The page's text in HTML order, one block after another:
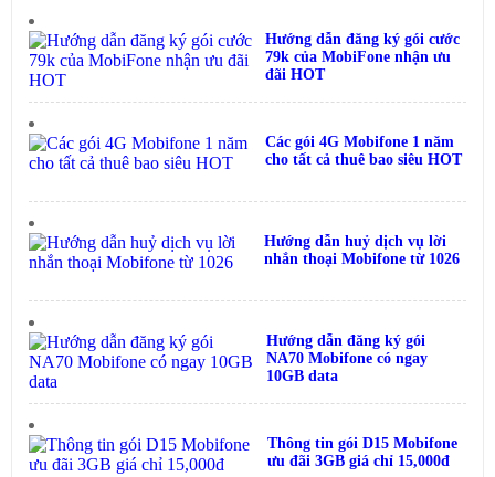
Hướng dẫn đăng ký gói cước
79k của MobiFone nhận ưu
đãi HOT
Các gói 4G Mobifone 1 năm
cho tất cả thuê bao siêu HOT
Hướng dẫn huỷ dịch vụ lời
nhắn thoại Mobifone từ 1026
Hướng dẫn đăng ký gói
NA70 Mobifone có ngay
10GB data
Thông tin gói D15 Mobifone
ưu đãi 3GB giá chỉ 15,000đ